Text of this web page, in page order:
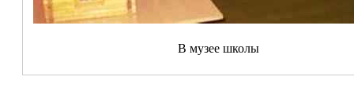
В музее школы